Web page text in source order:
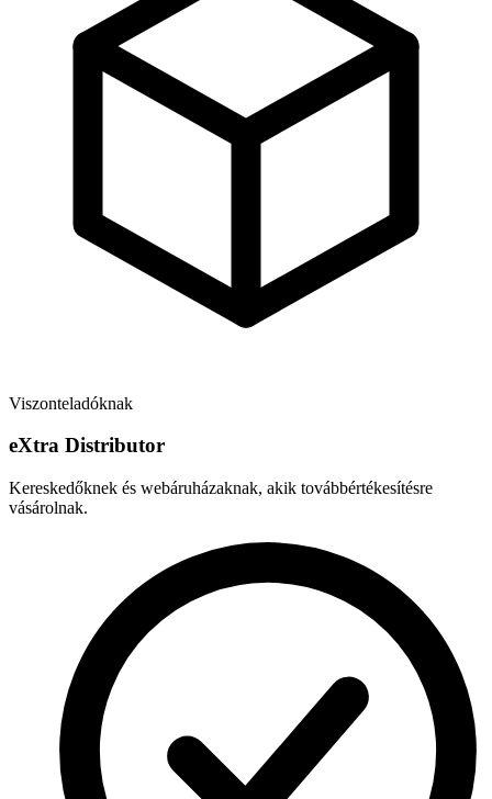
Viszonteladóknak
eXtra Distributor
Kereskedőknek és webáruházaknak, akik továbbértékesítésre
vásárolnak.